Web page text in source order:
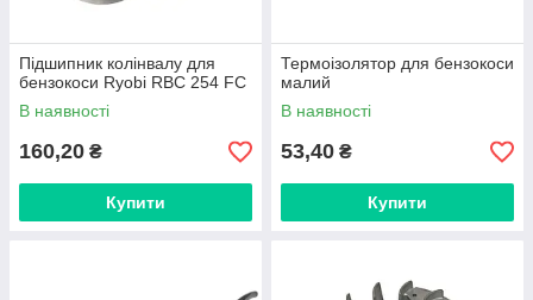
Підшипник колінвалу для
бензокоси Ryobi RBC 254 FC
В наявності
160,20 ₴
Купити
Термоізолятор для бензокоси
малий
В наявності
53,40 ₴
Купити